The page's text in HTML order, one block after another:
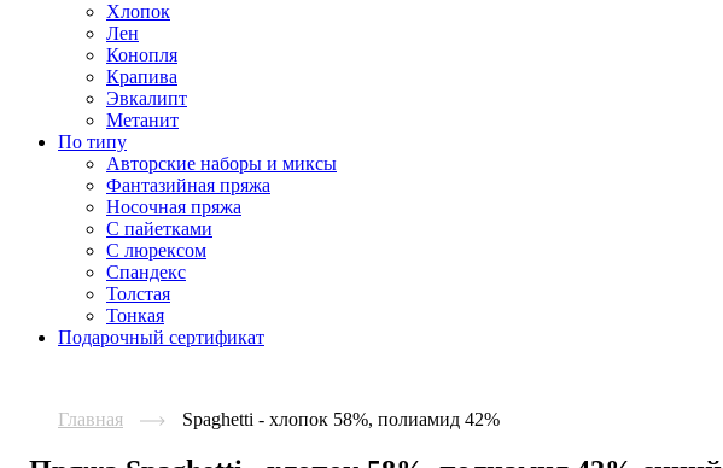
Хлопок
Лен
Конопля
Крапива
Эвкалипт
Метанит
По типу
Авторские наборы и миксы
Фантазийная пряжа
Носочная пряжа
С пайетками
С люрексом
Спандекс
Толстая
Тонкая
Подарочный сертификат
Главная Spaghetti - хлопок 58%, полиамид 42%